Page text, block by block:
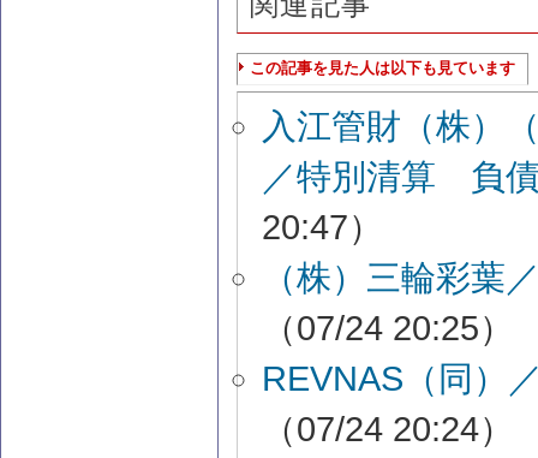
この記事を見た人は以下も見ています
入江管財（株）
／特別清算 負
20:47）
（株）三輪彩
（07/24 20:25）
REVNAS（同）
（07/24 20:24）